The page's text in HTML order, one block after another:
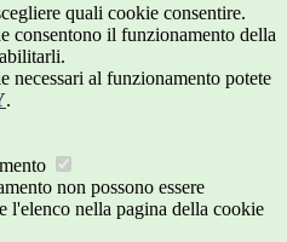
quali cookie consentire.
consentono il funzionamento della
necessari al funzionamento potete
.
non possono essere
l'elenco nella pagina della cookie